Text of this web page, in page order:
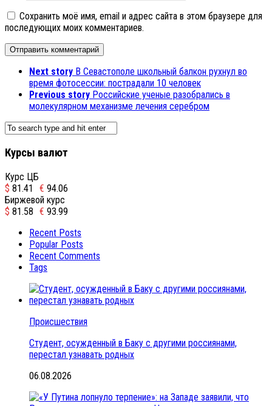
Сохранить моё имя, email и адрес сайта в этом браузере для
последующих моих комментариев.
Next story В Севастополе школьный балкон рухнул во
время фотосессии: пострадали 10 человек
Previous story Российские ученые разобрались в
молекулярном механизме лечения серебром
Курсы валют
Курс ЦБ
$ 81.41 € 94.06
Биржевой курс
$ 81.58 € 93.99
Recent Posts
Popular Posts
Recent Comments
Tags
Происшествия
Студент, осужденный в Баку с другими россиянами,
перестал узнавать родных
06.08.2026